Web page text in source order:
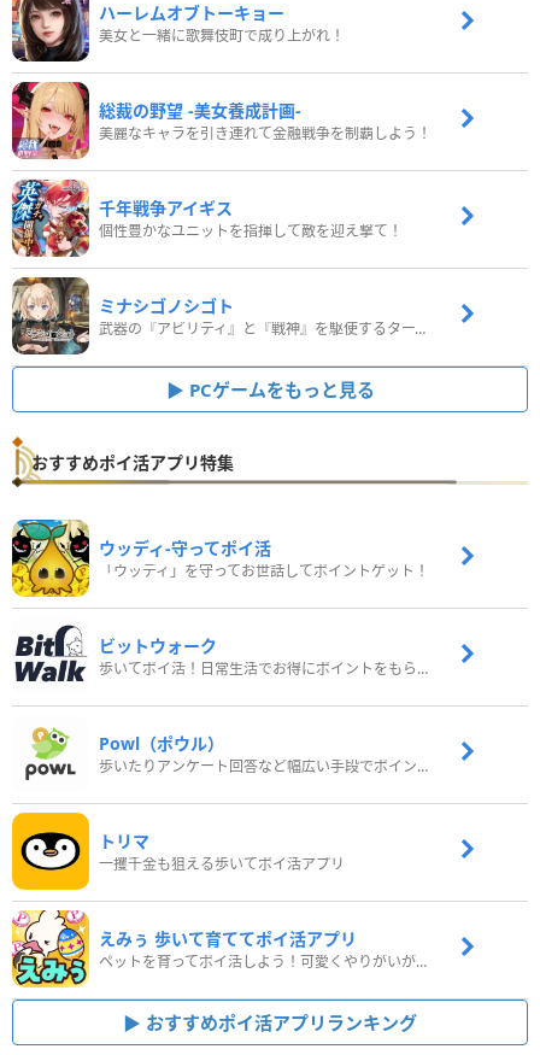
ハーレムオブトーキョー
美女と一緒に歌舞伎町で成り上がれ！
総裁の野望 -美女養成計画-
美麗なキャラを引き連れて金融戦争を制覇しよう！
千年戦争アイギス
個性豊かなユニットを指揮して敵を迎え撃て！
ミナシゴノシゴト
武器の『アビリティ』と『戦神』を駆使するターン制コマンドバトルRPG！
PCゲームをもっと見る
おすすめポイ活アプリ特集
ウッディ‐守ってポイ活
「ウッディ」を守ってお世話してポイントゲット！
ビットウォーク
歩いてポイ活！日常生活でお得にポイントをもらおう
Powl（ポウル）
歩いたりアンケート回答など幅広い手段でポイントをゲット
トリマ
一攫千金も狙える歩いてポイ活アプリ
えみぅ 歩いて育ててポイ活アプリ
ペットを育ってポイ活しよう！可愛くやりがいがある新感覚アプリ
おすすめポイ活アプリランキング